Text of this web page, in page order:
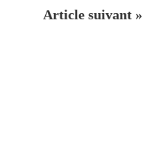
Article suivant »